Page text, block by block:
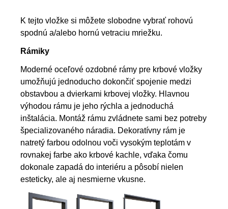
K tejto vložke si môžete slobodne vybrať rohovú
spodnú a/alebo hornú vetraciu mriežku.
Rámiky
Moderné oceľové ozdobné rámy pre krbové vložky
umožňujú jednoducho dokončiť spojenie medzi
obstavbou a dvierkami krbovej vložky. Hlavnou
výhodou rámu je jeho rýchla a jednoduchá
inštalácia. Montáž rámu zvládnete sami bez potreby
špecializovaného náradia. Dekoratívny rám je
natretý farbou odolnou voči vysokým teplotám v
rovnakej farbe ako krbové kachle, vďaka čomu
dokonale zapadá do interiéru a pôsobí nielen
esteticky, ale aj nesmierne vkusne.